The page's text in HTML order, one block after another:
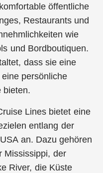
öffentliche
Restaurants und
wie
und Bordboutiquen.
dass sie eine
persönliche
bieten.
Lines bietet eine
entlang der
an. Dazu gehören
Mississippi, der
River, die Küste